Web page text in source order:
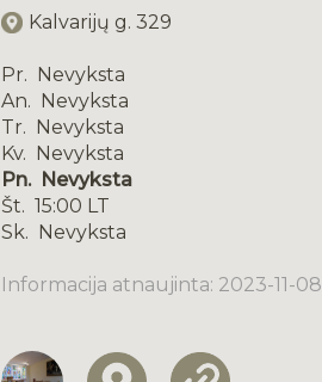
Kalvarijų g. 329
Pr. Nevyksta
An. Nevyksta
Tr. Nevyksta
Kv. Nevyksta
Pn. Nevyksta
Št. 15:00 LT
Sk. Nevyksta
Informacija atnaujinta: 2023-11-08